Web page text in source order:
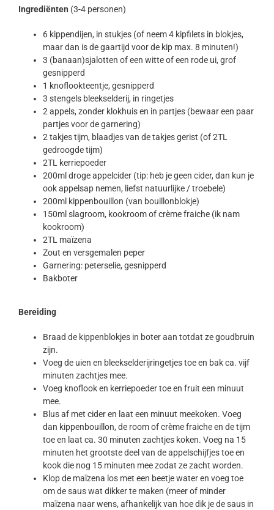
Ingrediënten (3-4 personen)
6 kippendijen, in stukjes (of neem 4 kipfilets in blokjes,
maar dan is de gaartijd voor de kip max. 8 minuten!)
3 (banaan)sjalotten of een witte of een rode ui, grof
gesnipperd
1 knoflookteentje, gesnipperd
3 stengels bleekselderij, in ringetjes
2 appels, zonder klokhuis en in partjes (bewaar een paar
partjes voor de garnering)
2 takjes tijm, blaadjes van de takjes gerist (of 2TL
gedroogde tijm)
2TL kerriepoeder
200ml droge appelcider (tip: heb je geen cider, dan kun je
ook appelsap nemen, liefst natuurlijke / troebele)
200ml kippenbouillon (van bouillonblokje)
150ml slagroom, kookroom of crème fraiche (ik nam
kookroom)
2TL maïzena
Zout en versgemalen peper
Garnering: peterselie, gesnipperd
Bakboter
Bereiding
Braad de kippenblokjes in boter aan totdat ze goudbruin
zijn.
Voeg de uien en bleekselderijringetjes toe en bak ca. vijf
minuten zachtjes mee.
Voeg knoflook en kerriepoeder toe en fruit een minuut
mee.
Blus af met cider en laat een minuut meekoken. Voeg
dan kippenbouillon, de room of crème fraiche en de tijm
toe en laat ca. 30 minuten zachtjes koken. Voeg na 15
minuten het grootste deel van de appelschijfjes toe en
kook die nog 15 minuten mee zodat ze zacht worden.
Klop de maïzena los met een beetje water en voeg toe
om de saus wat dikker te maken (meer of minder
maïzena naar wens, afhankelijk van hoe dik je de saus in